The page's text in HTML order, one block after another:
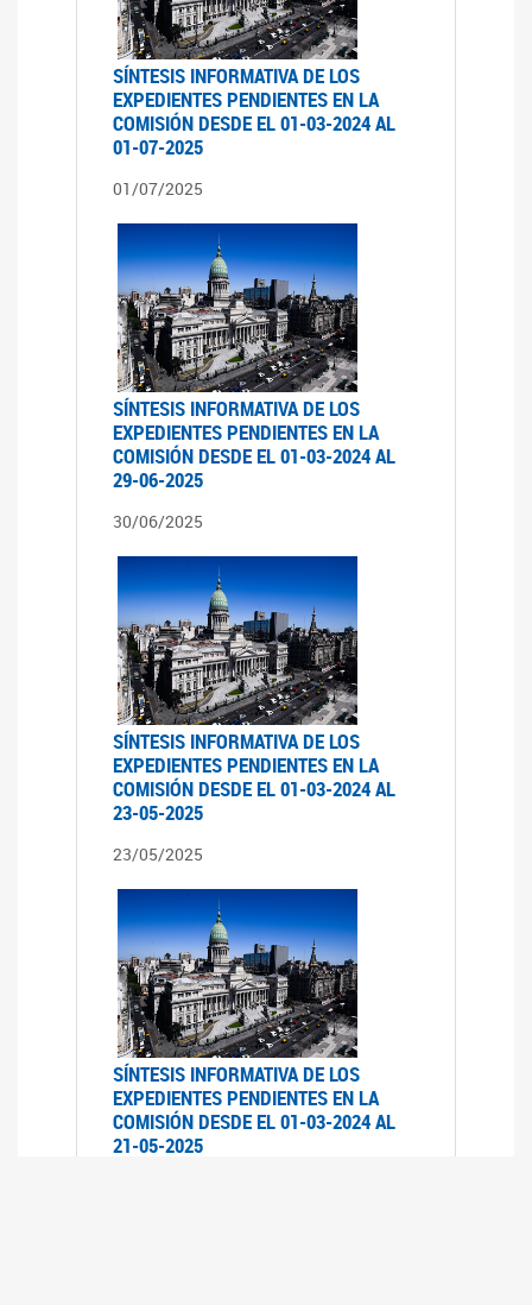
SÍNTESIS INFORMATIVA DE LOS
EXPEDIENTES PENDIENTES EN LA
COMISIÓN DESDE EL 01-03-2024 AL
01-07-2025
01/07/2025
SÍNTESIS INFORMATIVA DE LOS
EXPEDIENTES PENDIENTES EN LA
COMISIÓN DESDE EL 01-03-2024 AL
29-06-2025
30/06/2025
SÍNTESIS INFORMATIVA DE LOS
EXPEDIENTES PENDIENTES EN LA
COMISIÓN DESDE EL 01-03-2024 AL
23-05-2025
23/05/2025
SÍNTESIS INFORMATIVA DE LOS
EXPEDIENTES PENDIENTES EN LA
COMISIÓN DESDE EL 01-03-2024 AL
21-05-2025